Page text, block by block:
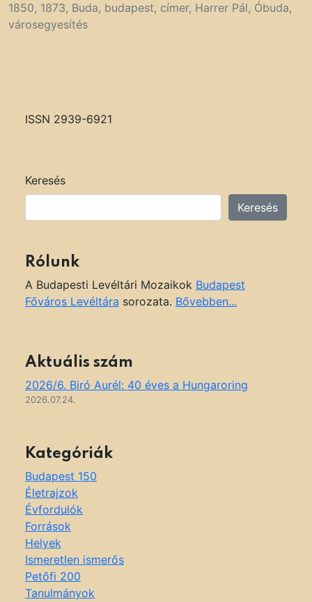
1850, 1873, Buda, budapest, címer, Harrer Pál, Óbuda,
városegyesítés
ISSN 2939-6921
Keresés
Keresés
Rólunk
A Budapesti Levéltári Mozaikok Budapest
Főváros Levéltára sorozata. Bővebben...
Aktuális szám
2026/6. Biró Aurél: 40 éves a Hungaroring
2026.07.24.
Kategóriák
Budapest 150
Életrajzok
Évfordulók
Források
Helyek
Ismeretlen ismerős
Petőfi 200
Tanulmányok